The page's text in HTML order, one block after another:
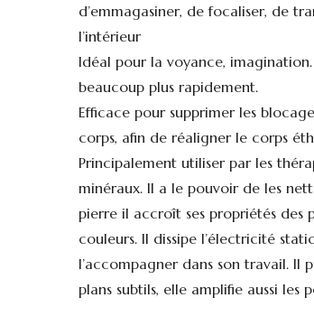
d’emmagasiner, de focaliser, de
l’intérieur
Idéal pour la voyance,
beaucoup plus rapidement.
Efficace pour supprimer les
corps, afin de réaligner le corps
Principalement utiliser par les
minéraux. Il a le pouvoir de les
pierre il accroît ses propriétés des
couleurs. Il dissipe l’électricité
l’accompagner dans son travail. Il
plans subtils, elle amplifie aussi les